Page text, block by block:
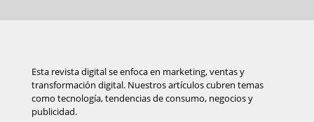
Esta revista digital se enfoca en marketing, ventas y
transformación digital. Nuestros artículos cubren temas
como tecnología, tendencias de consumo, negocios y
publicidad.